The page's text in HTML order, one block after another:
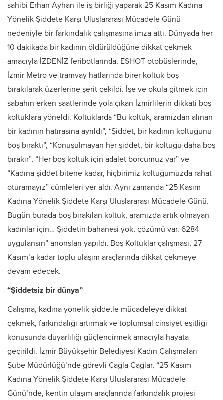
sahibi Erhan Ayhan ile iş birliği yaparak 25 Kasım Kadına
Yönelik Şiddete Karşı Uluslararası Mücadele Günü
nedeniyle bir farkındalık çalışmasına imza attı. Dünyada her
10 dakikada bir kadının öldürüldüğüne dikkat çekmek
amacıyla İZDENİZ feribotlarında, ESHOT otobüslerinde,
İzmir Metro ve tramvay hatlarında birer koltuk boş
bırakılarak üzerlerine şerit çekildi. İşe ve okula gitmek için
sabahın erken saatlerinde yola çıkan İzmirlilerin dikkati boş
koltuklara yöneldi. Koltuklarda “Bu koltuk, aramızdan alınan
bir kadının hatırasına ayrıldı”, “Şiddet, bir kadının koltuğunu
boş bıraktı”, “Konuşulmayan her şiddet, bir koltuğu daha boş
bırakır”, “Her boş koltuk için adalet borcumuz var” ve
“Kadına şiddet bitene kadar, hiçbirimiz koltuğumuzda rahat
oturamayız” cümleleri yer aldı. Aynı zamanda “25 Kasım
Kadına Yönelik Şiddete Karşı Uluslararası Mücadele Günü.
Bugün burada boş bırakılan koltuk, aramızda artık olmayan
kadınlar için… Şiddetin bahanesi yok, çözümü var. 6284
uygulansın” anonsları yapıldı. Boş Koltuklar çalışması, 27
Kasım’a kadar toplu ulaşım araçlarında dikkat çekmeye
devam edecek.
“Şiddetsiz bir dünya”
Çalışma, kadına yönelik şiddetle mücadeleye dikkat
çekmek, farkındalığı artırmak ve toplumsal cinsiyet eşitliği
konusunda duyarlılığı güçlendirmek amacıyla hayata
geçirildi. İzmir Büyükşehir Belediyesi Kadın Çalışmaları
Şube Müdürlüğü’nde görevli Çağla Çağlar, “25 Kasım
Kadına Yönelik Şiddete Karşı Uluslararası Mücadele
Günü’nde, kentin ulaşım araçlarında farkındalık projesi